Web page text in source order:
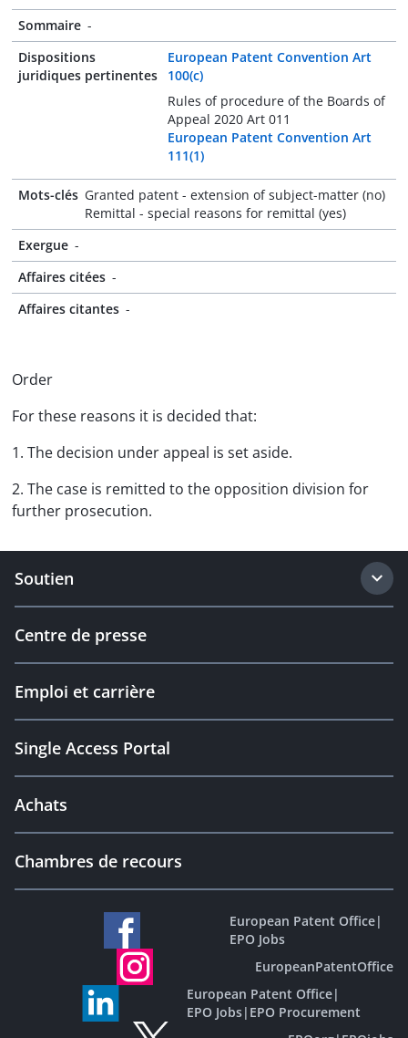
Sommaire -
Dispositions
juridiques pertinentes
European Patent Convention Art
100(c)
Rules of procedure of the Boards of
Appeal 2020 Art 011
European Patent Convention Art
111(1)
Mots-clés Granted patent - extension of subject-matter (no)
Remittal - special reasons for remittal (yes)
Exergue -
Affaires citées -
Affaires citantes -
Order
For these reasons it is decided that:
1. The decision under appeal is set aside.
2. The case is remitted to the opposition division for
further prosecution.
Soutien
Centre de presse
Emploi et carrière
Single Access Portal
Achats
Chambres de recours
European Patent Office|
EPO Jobs
EuropeanPatentOffice
European Patent Office|
EPO Jobs| EPO Procurement